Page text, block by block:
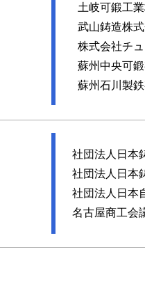
土岐可鍛工
武山鋳造株
株式会社チ
蘇州中央可
蘇州石川製
社団法人日本
社団法人日本
社団法人日本
名古屋商工会